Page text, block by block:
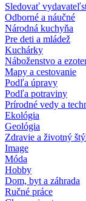
Sledovať
Odborné a náučné
Národná kuchyňa
Pre deti a mládež
Kuchárky
Náboženstvo a
Mapy a cestovanie
Podľa úpravy
Podľa potraviny
Prírodné vedy a
Ekológia
Geológia
Zdravie a životný
Image
Móda
Hobby
Dom, byt a záhrada
Ručné práce